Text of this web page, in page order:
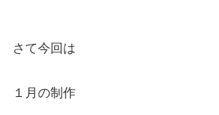
さて今回は
１月の制作